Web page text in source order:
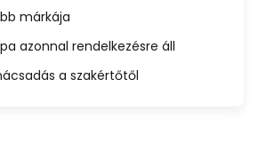
márkája
azonnal rendelkezésre áll
a szakértőtől